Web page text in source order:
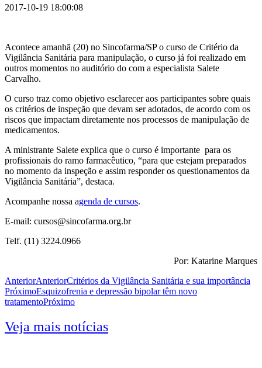
2017-10-19 18:00:08
Acontece amanhã (20) no Sincofarma/SP o curso de Critério da
Vigilância Sanitária para manipulação, o curso já foi realizado em
outros momentos no auditório do com a especialista Salete
Carvalho.
O curso traz como objetivo esclarecer aos participantes sobre quais
os critérios de inspeção que devam ser adotados, de acordo com os
riscos que impactam diretamente nos processos de manipulação de
medicamentos.
A ministrante Salete explica que o curso é importante para os
profissionais do ramo farmacêutico, “para que estejam preparados
no momento da inspeção e assim responder os questionamentos da
Vigilância Sanitária”, destaca.
Acompanhe nossa agenda de cursos.
E-mail: cursos@sincofarma.org.br
Telf. (11) 3224.0966
Por: Katarine Marques
AnteriorAnteriorCritérios da Vigilância Sanitária e sua importância
PróximoEsquizofrenia e depressão bipolar têm novo
tratamentoPróximo
Veja mais notícias